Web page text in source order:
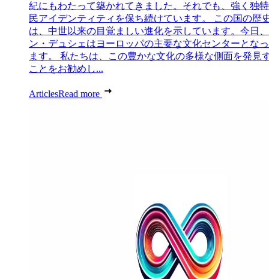
紀にもわたって築かれてきました。それでも、強く独
民アイデンティティを保ち続けています。 この国の歴
は、中世以来の目覚ましい進化を示しています。今日
ン・デュシェはヨーロッパの主要な文化センターとな
ます。 私たちは、この豊かな文化の多様な側面を発見
ことをお勧めし...
ArticlesRead more